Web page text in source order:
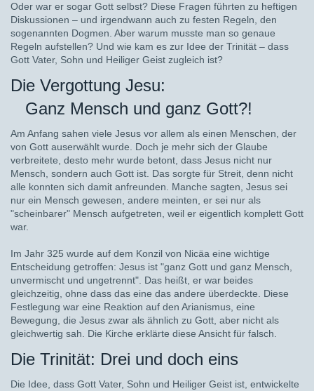
Oder war er sogar Gott selbst? Diese Fragen führten zu heftigen
Diskussionen – und irgendwann auch zu festen Regeln, den
sogenannten Dogmen. Aber warum musste man so genaue
Regeln aufstellen? Und wie kam es zur Idee der Trinität – dass
Gott Vater, Sohn und Heiliger Geist zugleich ist?
Die Vergottung Jesu:
Ganz Mensch und ganz Gott?!
Am Anfang sahen viele Jesus vor allem als einen Menschen, der
von Gott auserwählt wurde. Doch je mehr sich der Glaube
verbreitete, desto mehr wurde betont, dass Jesus nicht nur
Mensch, sondern auch Gott ist. Das sorgte für Streit, denn nicht
alle konnten sich damit anfreunden. Manche sagten, Jesus sei
nur ein Mensch gewesen, andere meinten, er sei nur als
"scheinbarer" Mensch aufgetreten, weil er eigentlich komplett Gott
war.
Im Jahr 325 wurde auf dem Konzil von Nicäa eine wichtige
Entscheidung getroffen: Jesus ist "ganz Gott und ganz Mensch,
unvermischt und ungetrennt". Das heißt, er war beides
gleichzeitig, ohne dass das eine das andere überdeckte. Diese
Festlegung war eine Reaktion auf den Arianismus, eine
Bewegung, die Jesus zwar als ähnlich zu Gott, aber nicht als
gleichwertig sah. Die Kirche erklärte diese Ansicht für falsch.
Die Trinität: Drei und doch eins
Die Idee, dass Gott Vater, Sohn und Heiliger Geist ist, entwickelte